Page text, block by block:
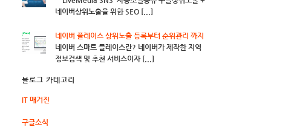
네이버상위노출을 위한 SEO [...]
네이버 플레이스 상위노출 등록부터 순위관리 까지
네이버 스마트 플레이스란? 네이버가 제작한 지역
정보검색 및 추천 서비스이자 [...]
블로그 카테고리
IT 매거진
구글소식